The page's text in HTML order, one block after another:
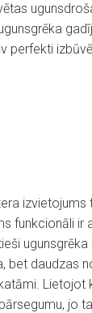
funkcionāli ir
daudzas
jo